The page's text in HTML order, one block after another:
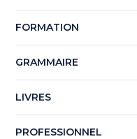
FORMATION
GRAMMAIRE
LIVRES
PROFESSIONNEL